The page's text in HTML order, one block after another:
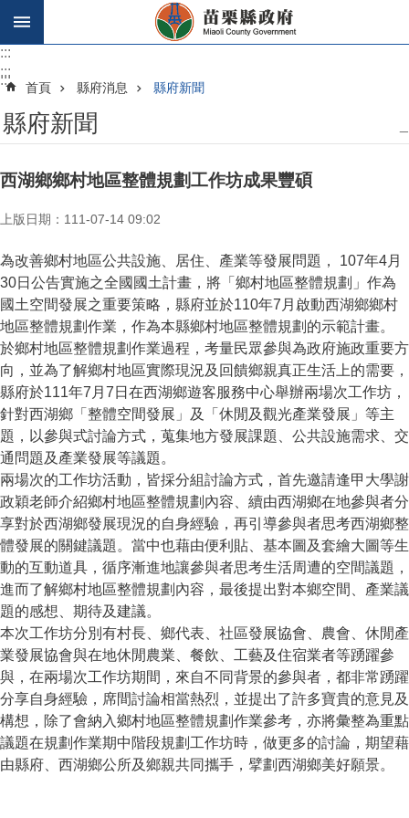
跳到主要內容區塊
:::
:::
::: 首頁 縣府消息 縣府新聞
縣府新聞
西湖鄉鄉村地區整體規劃工作坊成果豐碩
上版日期：111-07-14 09:02
為改善鄉村地區公共設施、居住、產業等發展問題， 107年4月
30日公告實施之全國國土計畫，將「鄉村地區整體規劃」作為
國土空間發展之重要策略，縣府並於110年7月啟動西湖鄉鄉村
地區整體規劃作業，作為本縣鄉村地區整體規劃的示範計畫。
於鄉村地區整體規劃作業過程，考量民眾參與為政府施政重要方
向，並為了解鄉村地區實際現況及回饋鄉親真正生活上的需要，
縣府於111年7月7日在西湖鄉遊客服務中心舉辦兩場次工作坊，
針對西湖鄉「整體空間發展」及「休閒及觀光產業發展」等主
題，以參與式討論方式，蒐集地方發展課題、公共設施需求、交
通問題及產業發展等議題。
兩場次的工作坊活動，皆採分組討論方式，首先邀請逢甲大學謝
政穎老師介紹鄉村地區整體規劃內容、續由西湖鄉在地參與者分
享對於西湖鄉發展現況的自身經驗，再引導參與者思考西湖鄉整
體發展的關鍵議題。當中也藉由便利貼、基本圖及套繪大圖等生
動的互動道具，循序漸進地讓參與者思考生活周遭的空間議題，
進而了解鄉村地區整體規劃內容，最後提出對本鄉空間、產業議
題的感想、期待及建議。
本次工作坊分別有村長、鄉代表、社區發展協會、農會、休閒產
業發展協會與在地休閒農業、餐飲、工藝及住宿業者等踴躍參
與，在兩場次工作坊期間，來自不同背景的參與者，都非常踴躍
分享自身經驗，席間討論相當熱烈，並提出了許多寶貴的意見及
構想，除了會納入鄉村地區整體規劃作業參考，亦將彙整為重點
議題在規劃作業期中階段規劃工作坊時，做更多的討論，期望藉
由縣府、西湖鄉公所及鄉親共同攜手，擘劃西湖鄉美好願景。